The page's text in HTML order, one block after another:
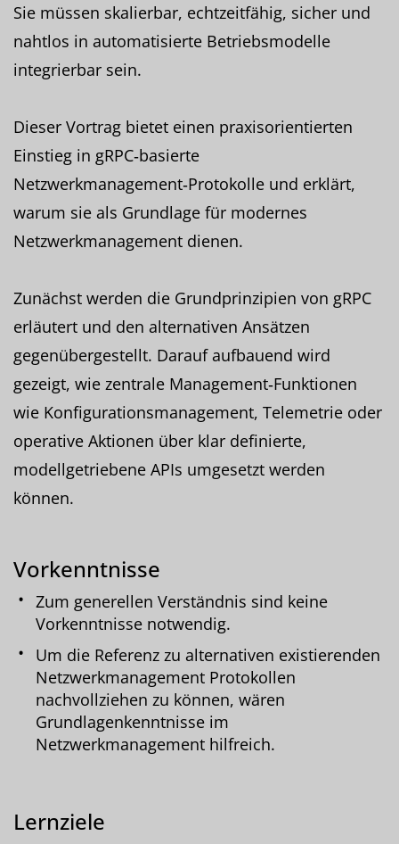
Sie müssen skalierbar, echtzeitfähig, sicher und
nahtlos in automatisierte Betriebsmodelle
integrierbar sein.
Dieser Vortrag bietet einen praxisorientierten
Einstieg in gRPC‑basierte
Netzwerkmanagement‑Protokolle und erklärt,
warum sie als Grundlage für modernes
Netzwerkmanagement dienen.
Zunächst werden die Grundprinzipien von gRPC
erläutert und den alternativen Ansätzen
gegenübergestellt. Darauf aufbauend wird
gezeigt, wie zentrale Management‑Funktionen
wie Konfigurationsmanagement, Telemetrie oder
operative Aktionen über klar definierte,
modellgetriebene APIs umgesetzt werden
können.
Vorkenntnisse
Zum generellen Verständnis sind keine
Vorkenntnisse notwendig.
Um die Referenz zu alternativen existierenden
Netzwerkmanagement Protokollen
nachvollziehen zu können, wären
Grundlagenkenntnisse im
Netzwerkmanagement hilfreich.
Lernziele